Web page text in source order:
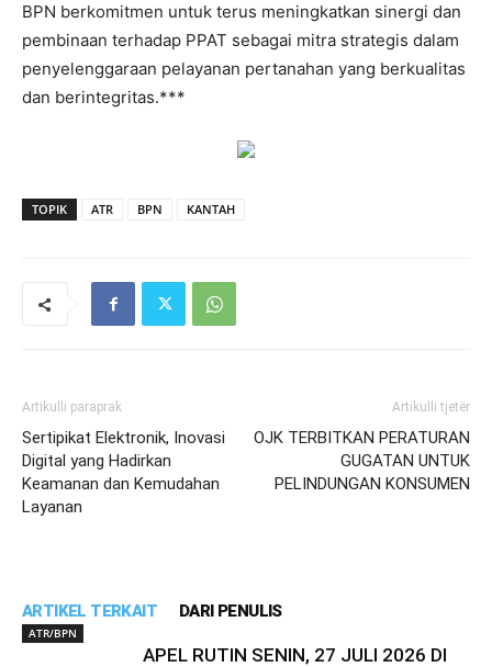
BPN berkomitmen untuk terus meningkatkan sinergi dan
pembinaan terhadap PPAT sebagai mitra strategis dalam
penyelenggaraan pelayanan pertanahan yang berkualitas
dan berintegritas.***
TOPIK ATR BPN KANTAH
Artikulli paraprak
Sertipikat Elektronik, Inovasi
Digital yang Hadirkan
Keamanan dan Kemudahan
Layanan
Artikulli tjetër
OJK TERBITKAN PERATURAN
GUGATAN UNTUK
PELINDUNGAN KONSUMEN
ARTIKEL TERKAIT DARI PENULIS
ATR/BPN
APEL RUTIN SENIN, 27 JULI 2026 DI